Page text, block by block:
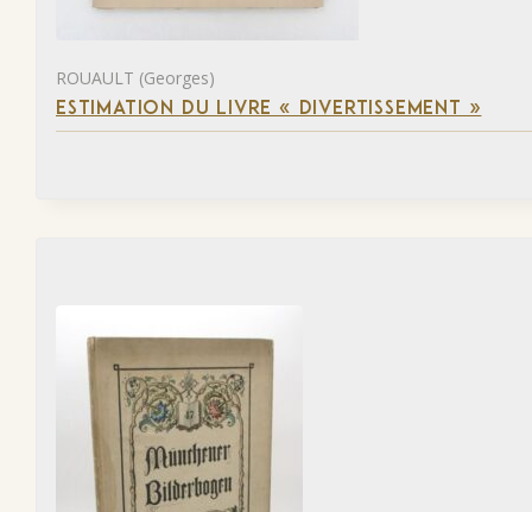
ROUAULT (Georges)
ESTIMATION DU LIVRE « DIVERTISSEMENT »